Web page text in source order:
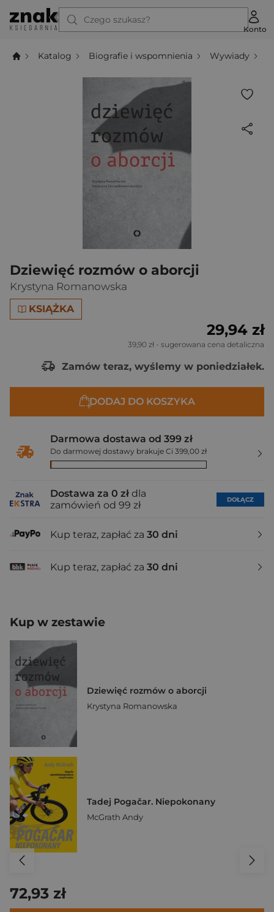
Czego szukasz?
Konto
Katalog Biografie i wspomnienia Wywiady
Dziewięć rozmów o aborcji
Krystyna Romanowska
KSIĄŻKA
29,94 zł
39,90 zł - sugerowana cena detaliczna
Zamów teraz, wyślemy w poniedziałek.
DODAJ DO KOSZYKA
Darmowa dostawa od 399 zł
Do darmowej dostawy brakuje Ci 399,00 zł
Dostawa za 0 zł dla
zamówień od 99 zł
DOŁĄCZ
Kup teraz, zapłać za 30 dni
Kup teraz, zapłać za 30 dni
Kup w zestawie
Dziewięć rozmów o aborcji
Krystyna Romanowska
Tadej Pogačar. Niepokonany
McGrath Andy
72,93 zł